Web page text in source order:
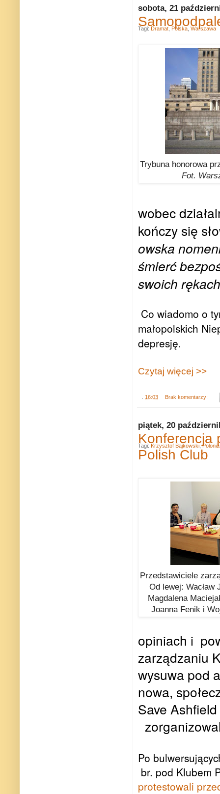
sobota, 21
Trybuna honorowa
Fot.
wobec
kończy się
owska
śmierć
swoich
Co wiadomo o
małopolskich
depresję.
Czytaj więcej >>
16:03 Brak komentarzy:
Tagi: Dramat Polska Warszawa
piątek, 20
Konferencja
Polish Club
Przedstawiciele
Od lewej:
Magdalena
Joanna Fenik i
opiniach i
zarządzaniu
wysuwa pod
nowa,
Save
Po
br. pod Klubem
protestowali
Tagi: Krzysztof Bajkowski ,Polonia